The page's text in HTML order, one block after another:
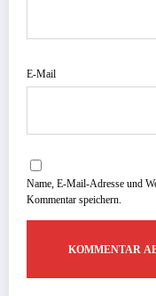
E-Mail
Name, E-Mail-Adresse und
Kommentar speichern.